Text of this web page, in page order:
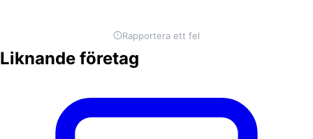
Rapportera ett fel
Liknande företag